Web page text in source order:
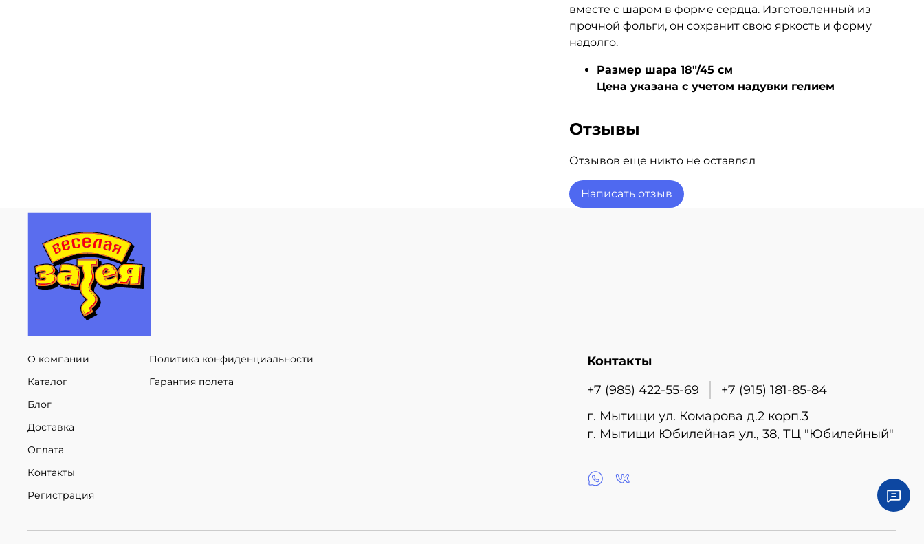
вместе с шаром в форме сердца. Изготовленный из
прочной фольги, он сохранит свою яркость и форму
надолго.
Размер шара 18"/45 см
Цена указана с учетом надувки гелием
Отзывы
Отзывов еще никто не оставлял
Написать отзыв
О компании
Каталог
Блог
Доставка
Оплата
Контакты
Регистрация
Политика конфиденциальности
Гарантия полета
Контакты
+7 (985) 422-55-69
+7 (915) 181-85-84
г. Мытищи ул. Комарова д.2 корп.3
г. Мытищи Юбилейная ул., 38, ТЦ "Юбилейный"